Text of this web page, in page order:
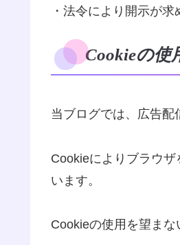
・法令により開示が求
Cookieの使
当ブログでは、広告配
Cookieによりブラウ
います。
Cookieの使用を望まな